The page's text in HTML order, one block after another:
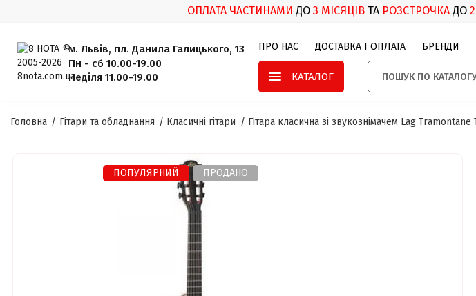
ОПЛАТА ЧАСТИНАМИ ДО 3 МІСЯЦІВ ТА РОЗСТРОЧКА ДО
м. Львів, пл. Данила Галицького, 13
Пн - сб 10.00-19.00
Неділя 11.00-19.00
ПРО НАС ДОСТАВКА І ОПЛАТА БРЕНДИ
КАТАЛОГ
Головна Гітари та обладнання Класичні гітари Гітара класична зі звукознімачем Lag Tramontane
ПОПУЛЯРНИЙ ПРОДАНО